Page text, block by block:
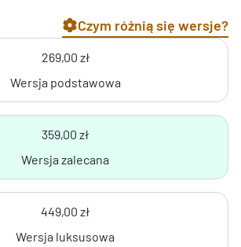
Czym różnią się wersje?
269,00 zł
Wersja podstawowa
359,00 zł
Wersja zalecana
449,00 zł
Wersja luksusowa